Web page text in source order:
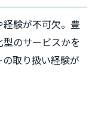
験が不可欠。豊
のサービスかを
取り扱い経験が